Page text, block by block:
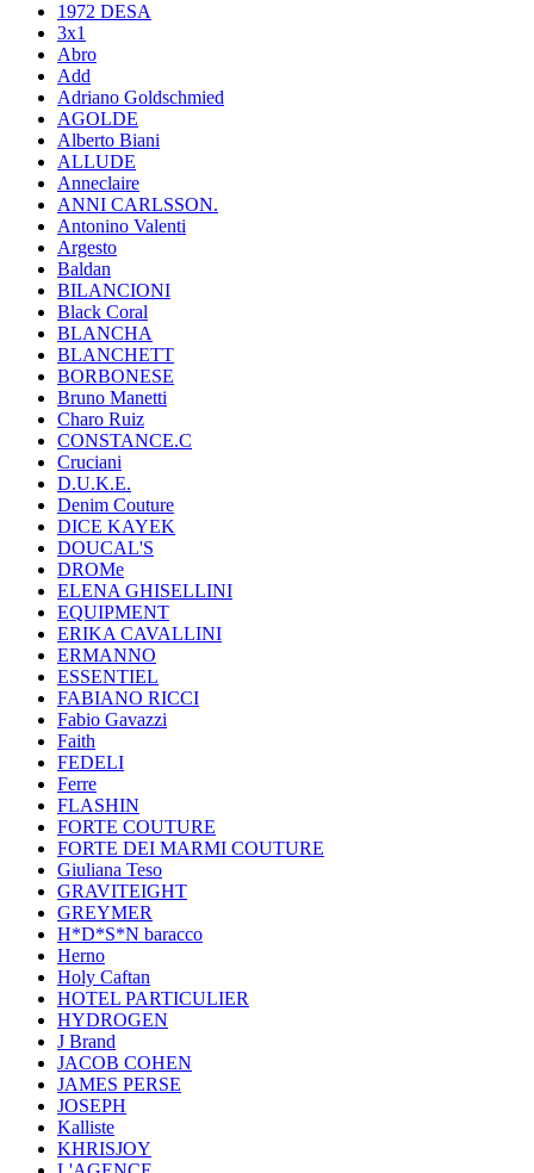
1972 DESA
3x1
Abro
Add
Adriano Goldschmied
AGOLDE
Alberto Biani
ALLUDE
Anneclaire
ANNI CARLSSON.
Antonino Valenti
Argesto
Baldan
BILANCIONI
Black Coral
BLANCHA
BLANCHETT
BORBONESE
Bruno Manetti
Charo Ruiz
CONSTANCE.C
Cruciani
D.U.K.E.
Denim Couture
DICE KAYEK
DOUCAL'S
DROMe
ELENA GHISELLINI
EQUIPMENT
ERIKA CAVALLINI
ERMANNO
ESSENTIEL
FABIANO RICCI
Fabio Gavazzi
Faith
FEDELI
Ferre
FLASHIN
FORTE COUTURE
FORTE DEI MARMI COUTURE
Giuliana Teso
GRAVITEIGHT
GREYMER
H*D*S*N baracco
Herno
Holy Caftan
HOTEL PARTICULIER
HYDROGEN
J Brand
JACOB COHEN
JAMES PERSE
JOSEPH
Kalliste
KHRISJOY